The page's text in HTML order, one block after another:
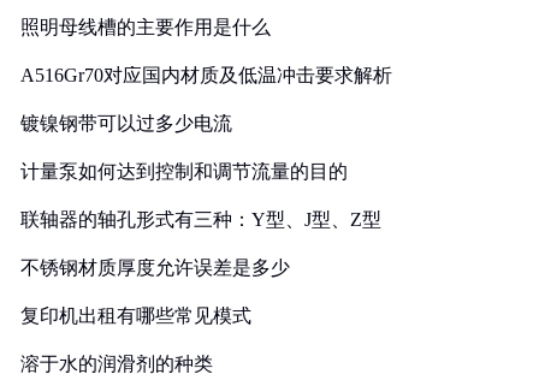
照明母线槽的主要作用是什么
A516Gr70对应国内材质及低温冲击要求解析
镀镍钢带可以过多少电流
计量泵如何达到控制和调节流量的目的
联轴器的轴孔形式有三种：Y型、J型、Z型
不锈钢材质厚度允许误差是多少
复印机出租有哪些常见模式
溶于水的润滑剂的种类